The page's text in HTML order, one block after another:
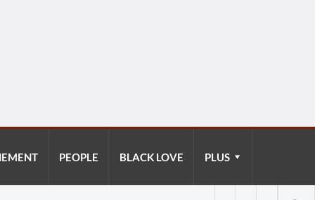
PEOPLE BLACK LOVE PLUS